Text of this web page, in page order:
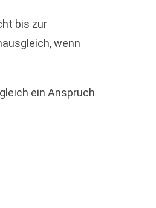
bis zur
wenn
ein Anspruch